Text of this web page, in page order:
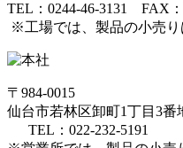
TEL：0244-46-3131 FAX：
※工場では、製品の小売
〒984-0015
仙台市若林区卸町1丁目3番
TEL：022-232-5191